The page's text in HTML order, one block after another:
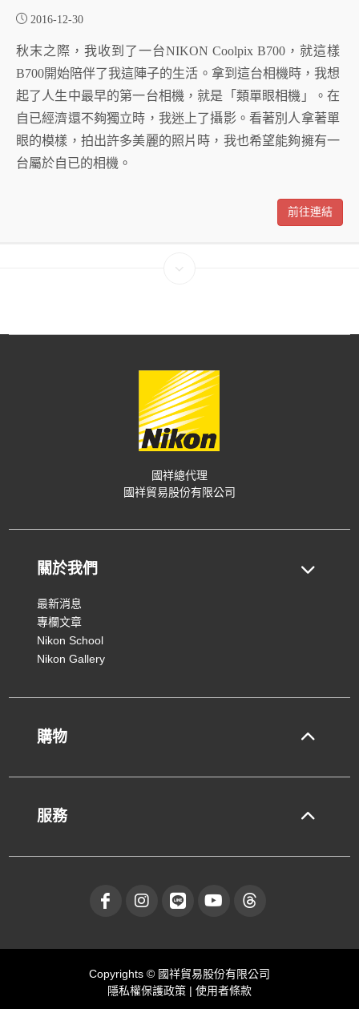
2016-12-30
秋末之際，我收到了一台NIKON Coolpix B700，就這樣
B700開始陪伴了我這陣子的生活。拿到這台相機時，我想
起了人生中最早的第一台相機，就是「類單眼相機」。在
自已經濟還不夠獨立時，我迷上了攝影。看著別人拿著單
眼的模樣，拍出許多美麗的照片時，我也希望能夠擁有一
台屬於自已的相機。
前往連結
國祥總代理
國祥貿易股份有限公司
關於我們
最新消息
專欄文章
Nikon School
Nikon Gallery
購物
服務
Copyrights © 國祥貿易股份有限公司
隱私權保護政策 | 使用者條款